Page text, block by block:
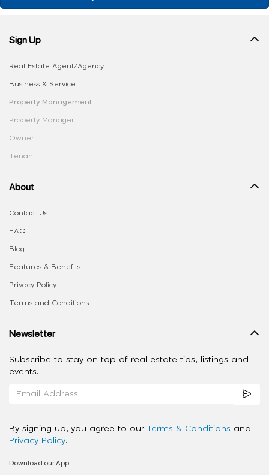
Sign Up
Real Estate Agent/Agency
Business & Service
Property Management
Property Manager
Owner
Tenant
About
Contact Us
FAQ
Blog
Features & Benefits
Privacy Policy
Terms and Conditions
Newsletter
Subscribe to stay on top of real estate tips, listings and
events.
By signing up, you agree to our Terms & Conditions and
Privacy Policy.
Download our App